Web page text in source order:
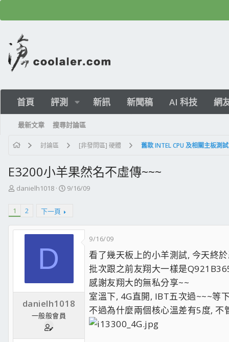
首頁 評測 新訊 新聞稿 AI 科技 網
最新文章 搜尋討論區
討論區 [非發問區] 硬體 舊款 INTEL CPU 及相關主板測試
E3200小羊果然名不虛傳~~~
主
起
人
danielh1018
開
9/16/09
1 2 下一頁
D
danielh1018
一般般會員
9/16/09
看了幾天板上的小羊測試, 今天終
批次跟之前友翔大一樣是
感謝友翔大的無私分享~~
室溫下, 4G直開, IBT五次過~~~等
不過為什麼兩個核心溫差有5度, 不